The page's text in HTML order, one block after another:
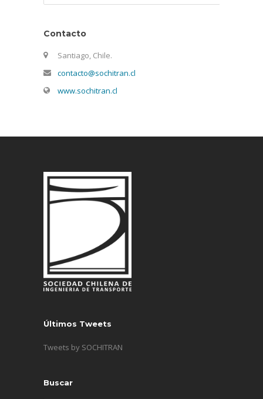
Contacto
Santiago, Chile.
contacto@sochitran.cl
www.sochitran.cl
Últimos Tweets
Tweets by SOCHITRAN
Buscar